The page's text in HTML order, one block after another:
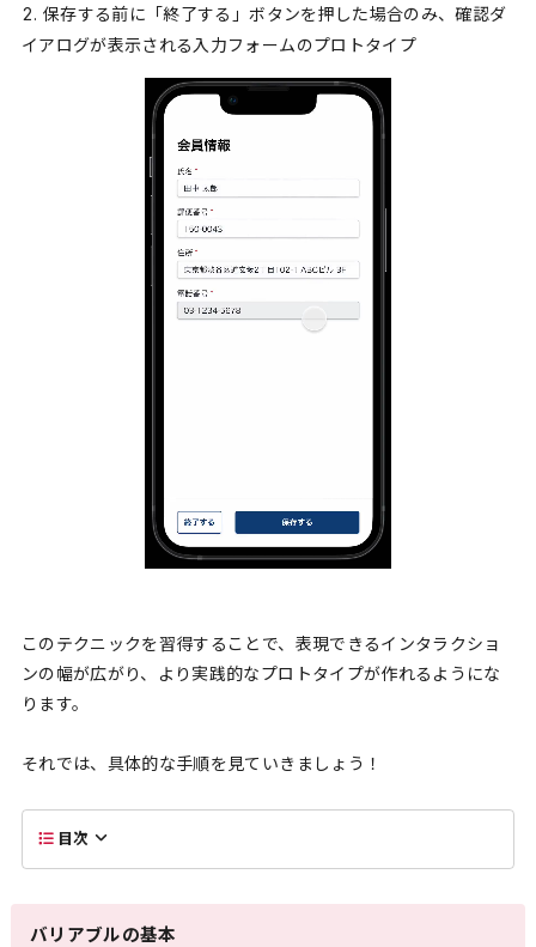
保存する前に「終了する」ボタンを押した場合のみ、確認ダ
イアログが表示される入力フォームのプロトタイプ
このテクニックを習得することで、表現できるインタラクショ
ンの幅が広がり、より実践的なプロトタイプが作れるようにな
ります。
それでは、具体的な手順を見ていきましょう！
目次
バリアブルの基本